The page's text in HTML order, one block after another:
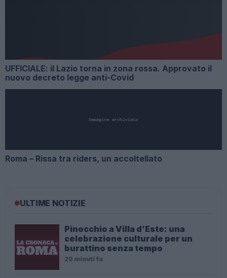
UFFICIALE: il Lazio torna in zona rossa. Approvato il
nuovo decreto legge anti-Covid
Roma – Rissa tra riders, un accoltellato
ULTIME NOTIZIE
Pinocchio a Villa d’Este: una
celebrazione culturale per un
burattino senza tempo
29 minuti fa